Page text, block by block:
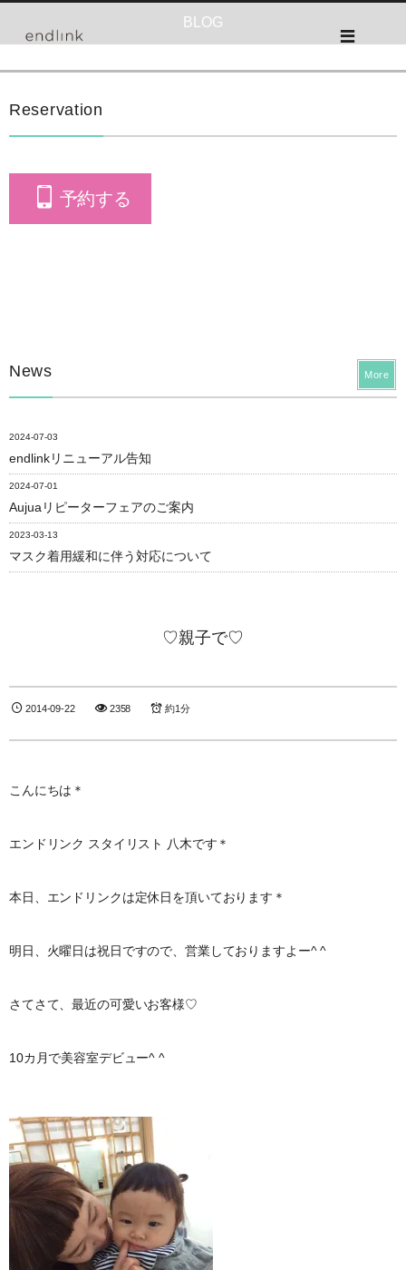
BLOG
Reservation
予約する
News
2024-07-03
endlinkリニューアル告知
2024-07-01
Aujuaリピーターフェアのご案内
2023-03-13
マスク着用緩和に伴う対応について
More
♡親子で♡
2014-09-22 2358 約1分
こんにちは＊
エンドリンク スタイリスト 八木です＊
本日、エンドリンクは定休日を頂いております＊
明日、火曜日は祝日ですので、営業しておりますよー^ ^
さてさて、最近の可愛いお客様♡
10カ月で美容室デビュー^ ^